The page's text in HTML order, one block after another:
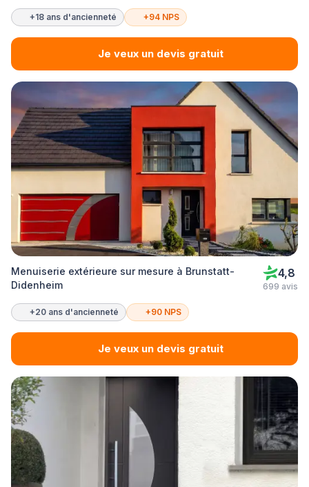
+18 ans d'ancienneté +94 NPS
Je veux un devis gratuit
Menuiserie extérieure sur mesure à Brunstatt-
Didenheim
4,8
699 avis
+20 ans d'ancienneté +90 NPS
Je veux un devis gratuit